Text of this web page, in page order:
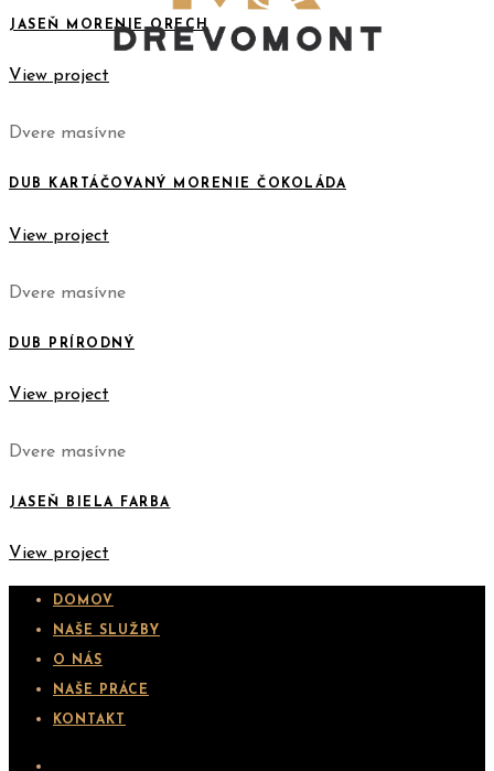
JASEŇ MORENIE ORECH
View project
Dvere masívne
DUB KARTÁČOVANÝ MORENIE ČOKOLÁDA
View project
Dvere masívne
DUB PRÍRODNÝ
View project
Dvere masívne
JASEŇ BIELA FARBA
View project
DOMOV
NAŠE SLUŽBY
O NÁS
NAŠE PRÁCE
KONTAKT